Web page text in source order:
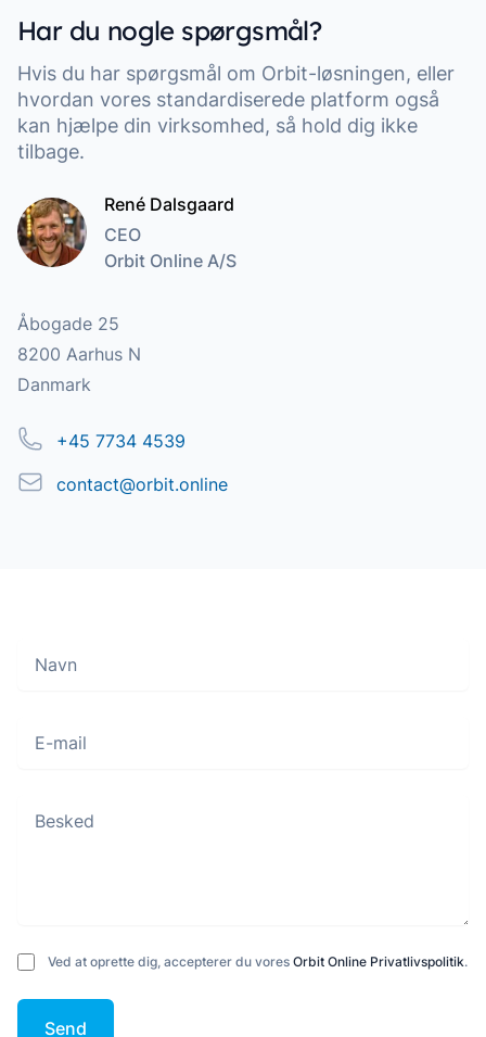
Har du nogle spørgsmål?
Hvis du har spørgsmål om Orbit-løsningen, eller
hvordan vores standardiserede platform også
kan hjælpe din virksomhed, så hold dig ikke
tilbage.
René Dalsgaard
CEO
Orbit Online A/S
Addresse
Åbogade 25
8200 Aarhus N
Danmark
Telefon+45 7734 4539
Emailcontact@orbit.online
Ved at oprette dig, accepterer du vores Orbit Online Privatlivspolitik.
Send